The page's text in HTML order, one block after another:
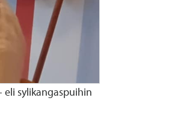
sylikangaspuihin